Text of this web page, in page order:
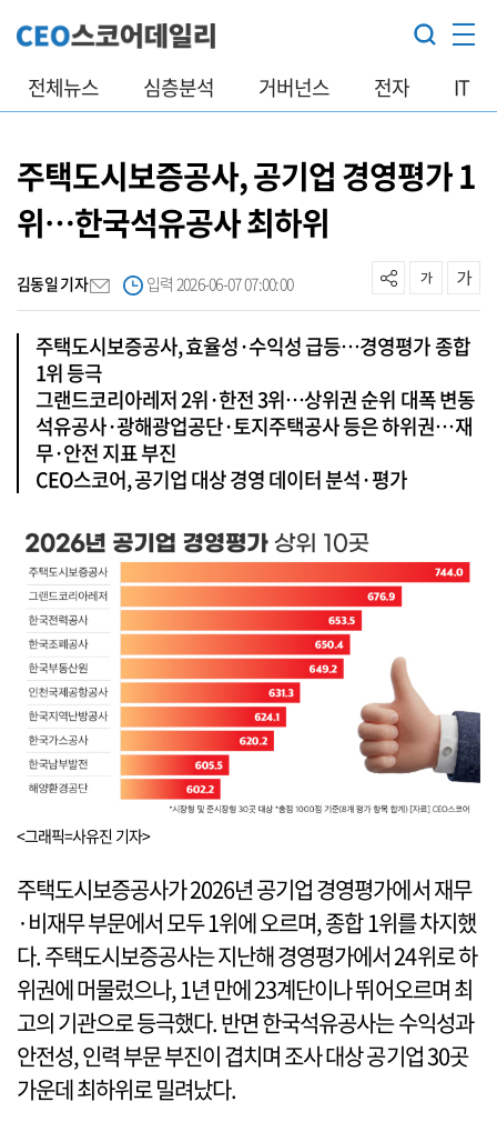
전체뉴스 심층분석 거버넌스 전자 IT
주택도시보증공사, 공기업 경영평가 1
위…한국석유공사 최하위
김동일 기자 입력 2026-06-07 07:00:00
주택도시보증공사, 효율성·수익성 급등…경영평가 종합
1위 등극
그랜드코리아레저 2위·한전 3위…상위권 순위 대폭 변동
석유공사·광해광업공단·토지주택공사 등은 하위권…재
무·안전 지표 부진
CEO스코어, 공기업 대상 경영 데이터 분석·평가
<그래픽=사유진 기자>
주택도시보증공사가 2026년 공기업 경영평가에서 재무
·비재무 부문에서 모두 1위에 오르며, 종합 1위를 차지했
다. 주택도시보증공사는 지난해 경영평가에서 24위로 하
위권에 머물렀으나, 1년 만에 23계단이나 뛰어오르며 최
고의 기관으로 등극했다. 반면 한국석유공사는 수익성과
안전성, 인력 부문 부진이 겹치며 조사 대상 공기업 30곳
가운데 최하위로 밀려났다.